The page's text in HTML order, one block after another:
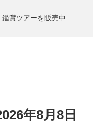
賞ツアーを販売中
年8月8日